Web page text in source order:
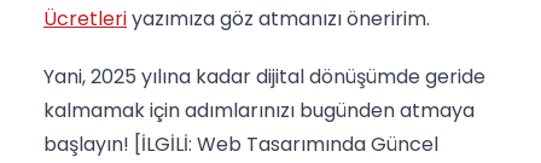
Ücretleriyazımıza göz atmanızı öneririm.
Yani, 2025 yılına kadar dijital dönüşümde geride
kalmamak için adımlarınızı bugünden atmaya
başlayın! [İLGİLİ: Web Tasarımında Güncel